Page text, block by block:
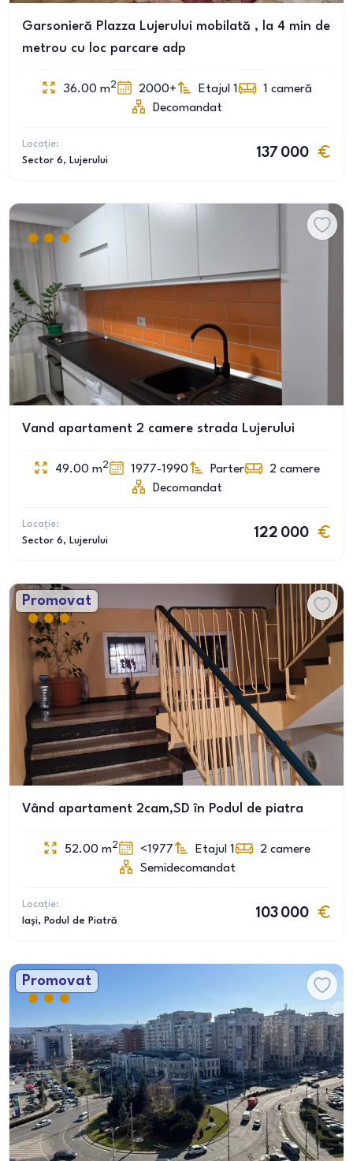
Garsonieră Plazza Lujerului mobilată , la 4 min de
metrou cu loc parcare adp
36.00 m2 2000+ Etajul 1 1 cameră
Decomandat
Locație:
Sector 6, Lujerului
137 000
Vand apartament 2 camere strada Lujerului
49.00 m2 1977-1990 Parter 2 camere
Decomandat
Locație:
Sector 6, Lujerului
122 000
Promovat
Vând apartament 2cam,SD în Podul de piatra
52.00 m2 <1977 Etajul 1 2 camere
Semidecomandat
Locație:
Iași, Podul de Piatră
103 000
Promovat